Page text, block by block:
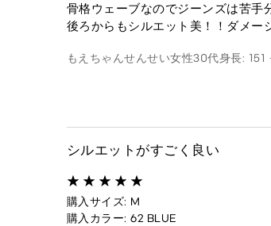
骨格ウェーブなのでジーンズは苦
後ろからもシルエット美！！ダメー
もえちゃんせんせい女性30代身長: 151
シルエットがすごく良い
購入サイズ: M
購入カラー: 62 BLUE